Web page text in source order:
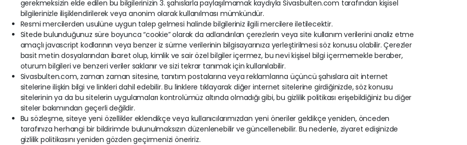
gerekmeksizin elde edilen bu bilgilerinizin 3. şahıslarla paylaşılmamak kaydıyla Sivasbulten.com tarafından kişisel
bilgilerinizle ilişiklendirilerek veya anonim olarak kullanılması mümkündür.
Resmi mercilerden usulüne uygun talep gelmesi halinde bilgileriniz ilgili mercilere iletilecektir.
Sitede bulunduğunuz süre boyunca “cookie” olarak da adlandırılan çerezlerin veya site kullanım verilerini analiz etme
amaçlı javascript kodlarının veya benzer iz sürme verilerinin bilgisayarınıza yerleştirilmesi söz konusu olabilir. Çerezler
basit metin dosyalarından ibaret olup, kimlik ve sair özel bilgiler içermez, bu nevi kişisel bilgi içermemekle beraber,
oturum bilgileri ve benzeri veriler saklanır ve sizi tekrar tanımak için kullanılabilir.
Sivasbulten.com, zaman zaman sitesine, tanıtım postalarına veya reklamlarına üçüncü şahıslara ait internet
sitelerine ilişkin bilgi ve linkleri dahil edebilir. Bu linklere tıklayarak diğer internet sitelerine girdiğinizde, söz konusu
sitelerinin ya da bu sitelerin uygulamaları kontrolümüz altında olmadığı gibi, bu gizlilik politikası erişebildiğiniz bu diğer
siteler bakımından geçerli değildir.
Bu sözleşme, siteye yeni özellikler eklendikçe veya kullanıcılarımızdan yeni öneriler geldikçe yeniden, önceden
tarafınıza herhangi bir bildirimde bulunulmaksızın düzenlenebilir ve güncellenebilir. Bu nedenle, ziyaret edişinizde
gizlilik politikasını yeniden gözden geçirmenizi öneririz.